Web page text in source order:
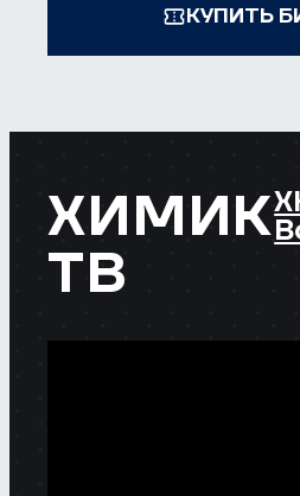
КУПИТЬ
ХИМИК
ТВ